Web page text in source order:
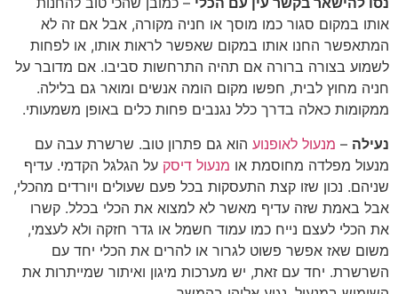
אותו במקום סגור כמו מוסך או חניה מקורה, אבל אם זה לא
המתאפשר החנו אותו במקום שאפשר לראות אותו, או לפחות
לשמוע בצורה ברורה אם תהיה התרחשות סביבו. אם מדובר על
חניה מחוץ לבית, חפשו מקום הומה אנשים ומואר גם בלילה.
ממקומות כאלה בדרך כלל נגנבים פחות כלים באופן משמעותי.
נעילה – מנעול לאופנוע הוא גם פתרון טוב. שרשרת עבה עם
מנעול מפלדה מחוסמת או מנעול דיסק על הגלגל הקדמי. עדיף
שניהם. נכון שזו קצת התעסקות בכל פעם שעולים ויורדים מהכלי,
אבל באמת שזה עדיף מאשר לא למצוא את הכלי בכלל. קשרו
את הכלי לעצם נייח כמו עמוד חשמל או גדר חזקה ולא לעצמי,
משום שאז אפשר פשוט לגרור או להרים את הכלי יחד עם
השרשרת. יחד עם זאת, יש מערכות מיגון ואיתור שמייתרות את